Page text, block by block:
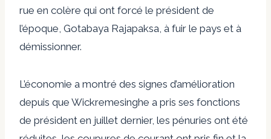
rue en colère qui ont forcé le président de
l’époque, Gotabaya Rajapaksa, à fuir le pays et à
démissionner.
L’économie a montré des signes d’amélioration
depuis que Wickremesinghe a pris ses fonctions
de président en juillet dernier, les pénuries ont été